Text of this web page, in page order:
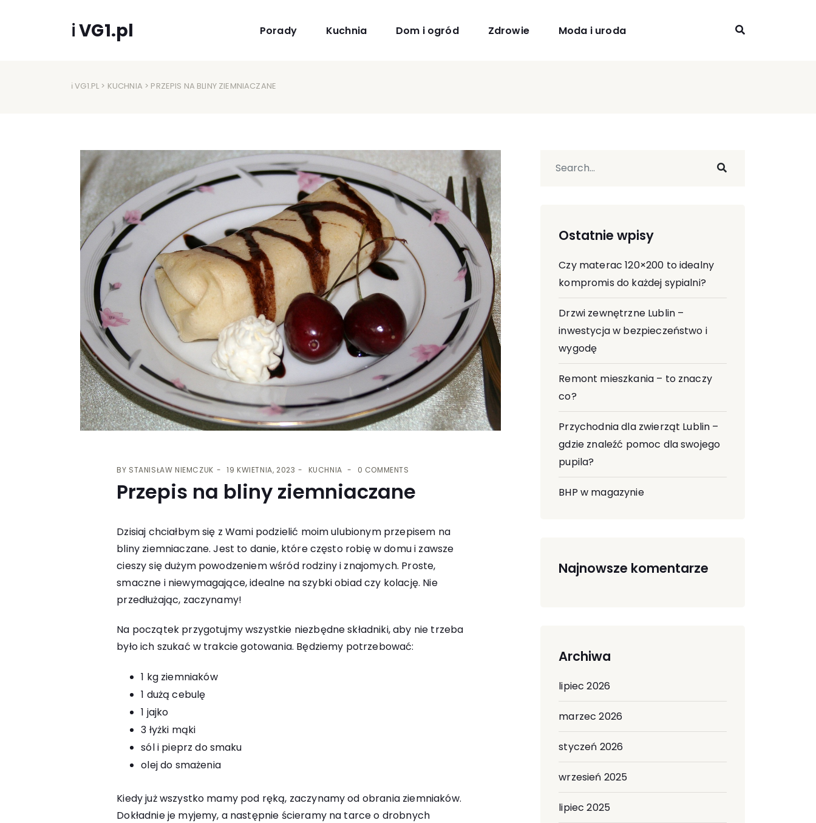
ℹ VG1.pl Porady Kuchnia Dom i ogród Zdrowie Moda i uroda
ℹ VG1.PL > KUCHNIA > PRZEPIS NA BLINY ZIEMNIACZANE
BY STANISŁAW NIEMCZUK 19 KWIETNIA, 2023 KUCHNIA 0 COMMENTS
Przepis na bliny ziemniaczane
Dzisiaj chciałbym się z Wami podzielić moim ulubionym przepisem na
bliny ziemniaczane. Jest to danie, które często robię w domu i zawsze
cieszy się dużym powodzeniem wśród rodziny i znajomych. Proste,
smaczne i niewymagające, idealne na szybki obiad czy kolację. Nie
przedłużając, zaczynamy!
Na początek przygotujmy wszystkie niezbędne składniki, aby nie trzeba
było ich szukać w trakcie gotowania. Będziemy potrzebować:
1 kg ziemniaków
1 dużą cebulę
1 jajko
3 łyżki mąki
sól i pieprz do smaku
olej do smażenia
Kiedy już wszystko mamy pod ręką, zaczynamy od obrania ziemniaków.
Dokładnie je myjemy, a następnie ścieramy na tarce o drobnych
Ostatnie wpisy
Czy materac 120×200 to idealny
kompromis do każdej sypialni?
Drzwi zewnętrzne Lublin –
inwestycja w bezpieczeństwo i
wygodę
Remont mieszkania – to znaczy
co?
Przychodnia dla zwierząt Lublin –
gdzie znaleźć pomoc dla swojego
pupila?
BHP w magazynie
Najnowsze komentarze
Archiwa
lipiec 2026
marzec 2026
styczeń 2026
wrzesień 2025
lipiec 2025